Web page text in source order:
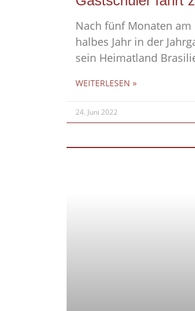
Nach fünf Monaten am
halbes Jahr in der
sein Heimatland
WEITERLESEN »
24. Juni 2022